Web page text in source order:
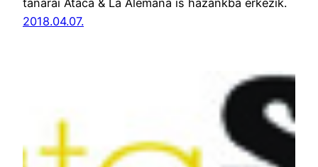
tanárai Ataca & La Alemana is hazánkba érkezik.
2018.04.07.